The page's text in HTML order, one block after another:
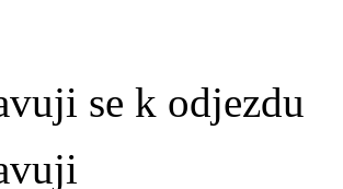
se k odjezdu